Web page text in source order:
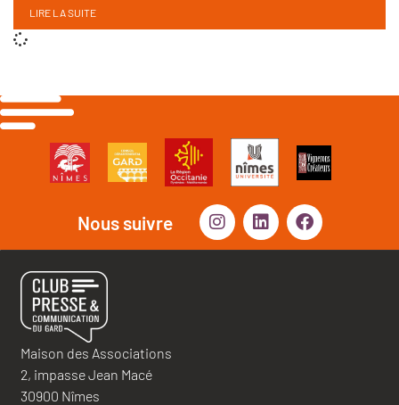
LIRE LA SUITE
Nous suivre
Maison des Associations
2, impasse Jean Macé
30900 Nîmes